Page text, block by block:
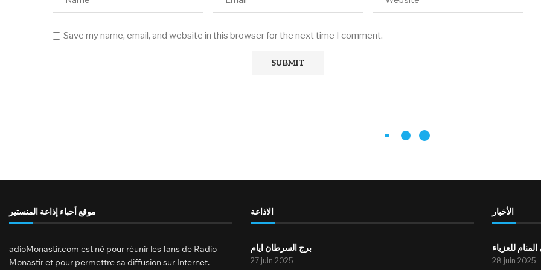
Save my name, email, and website in this browser for the next time I comment.
موقع أحباء إذاعة المنستير
adioMonastir.com est né pour réunir les fans de Radio
Monastir et pour permettre sa diffusion sur Internet.
الاذاعة
برج السرطان ايام
27 juin 2025
الأخبار
للعزباء
28 juin 2025